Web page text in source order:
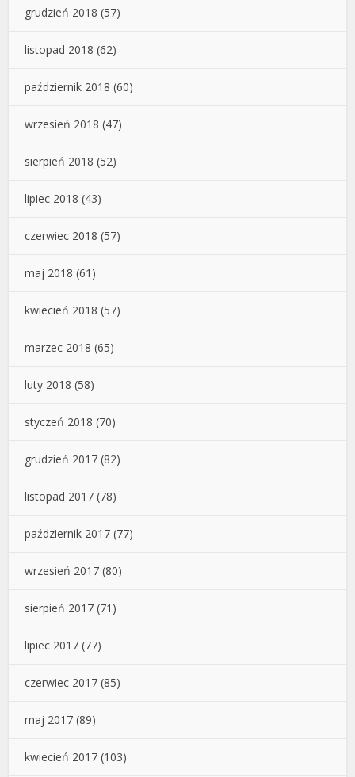
grudzień 2018 (57)
listopad 2018 (62)
październik 2018 (60)
wrzesień 2018 (47)
sierpień 2018 (52)
lipiec 2018 (43)
czerwiec 2018 (57)
maj 2018 (61)
kwiecień 2018 (57)
marzec 2018 (65)
luty 2018 (58)
styczeń 2018 (70)
grudzień 2017 (82)
listopad 2017 (78)
październik 2017 (77)
wrzesień 2017 (80)
sierpień 2017 (71)
lipiec 2017 (77)
czerwiec 2017 (85)
maj 2017 (89)
kwiecień 2017 (103)